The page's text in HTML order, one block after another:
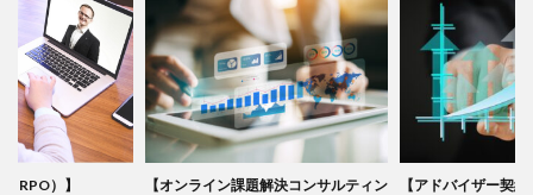
RPO）】
【オンライン課題解決コンサルティン
【アドバイザー契約